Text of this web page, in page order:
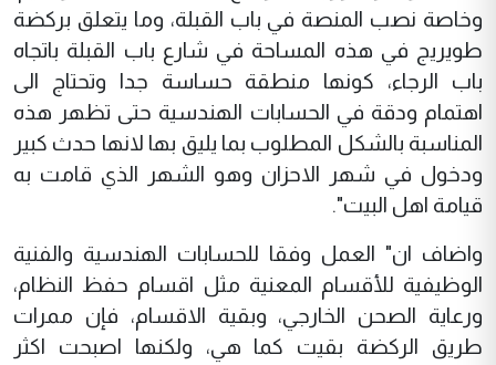
وخاصة نصب المنصة في باب القبلة، وما يتعلق بركضة
طويريج في هذه المساحة في شارع باب القبلة باتجاه
باب الرجاء، كونها منطقة حساسة جدا وتحتاج الى
اهتمام ودقة في الحسابات الهندسية حتى تظهر هذه
المناسبة بالشكل المطلوب بما يليق بها لانها حدث كبير
ودخول في شهر الاحزان وهو الشهر الذي قامت به
قيامة اهل البيت".
واضاف ان" العمل وفقا للحسابات الهندسية والفنية
الوظيفية للأقسام المعنية مثل اقسام حفظ النظام،
ورعاية الصحن الخارجي، وبقية الاقسام، فإن ممرات
طريق الركضة بقيت كما هي، ولكنها اصبحت اكثر